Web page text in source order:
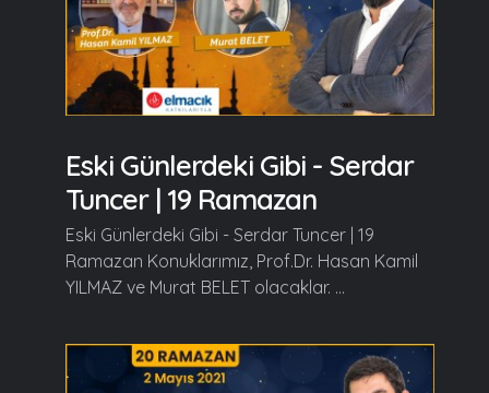
Eski Günlerdeki Gibi - Serdar
Tuncer | 19 Ramazan
Eski Günlerdeki Gibi - Serdar Tuncer | 19
Ramazan Konuklarımız, Prof.Dr. Hasan Kamil
YILMAZ ve Murat BELET olacaklar. ...